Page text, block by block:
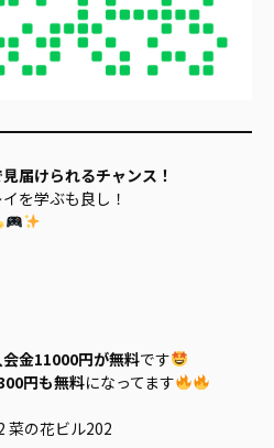
届けられるチャンス！
を学ぶも良し！
会金11000円が無料です
円も無料になってます
菜の花ビル202